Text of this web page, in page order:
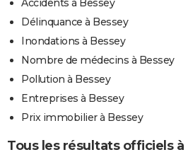
Accidents à Bessey
Délinquance à Bessey
Inondations à Bessey
Nombre de médecins à Bessey
Pollution à Bessey
Entreprises à Bessey
Prix immobilier à Bessey
Tous les résultats officiels à